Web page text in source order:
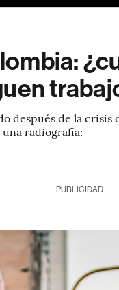
después de la
radiografía:
PUBLICIDAD